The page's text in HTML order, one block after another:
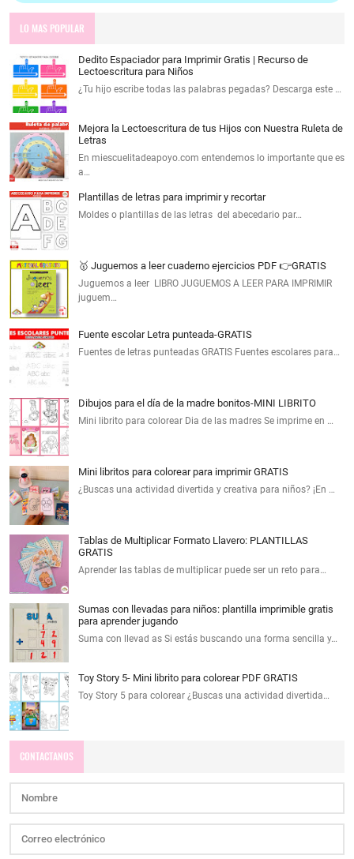
LO MAS POPULAR
Dedito Espaciador para Imprimir Gratis | Recurso de
Lectoescritura para Niños
¿Tu hijo escribe todas las palabras pegadas? Descarga este …
Mejora la Lectoescritura de tus Hijos con Nuestra Ruleta de
Letras
En miescuelitadeapoyo.com entendemos lo importante que es
a…
Plantillas de letras para imprimir y recortar
Moldes o plantillas de las letras del abecedario par…
🥇 Juguemos a leer cuaderno ejercicios PDF 👉GRATIS
Juguemos a leer LIBRO JUGUEMOS A LEER PARA IMPRIMIR
juguem…
Fuente escolar Letra punteada-GRATIS
Fuentes de letras punteadas GRATIS Fuentes escolares para…
Dibujos para el día de la madre bonitos-MINI LIBRITO
Mini librito para colorear Dia de las madres Se imprime en …
Mini libritos para colorear para imprimir GRATIS
¿Buscas una actividad divertida y creativa para niños? ¡En …
Tablas de Multiplicar Formato Llavero: PLANTILLAS
GRATIS
Aprender las tablas de multiplicar puede ser un reto para…
Sumas con llevadas para niños: plantilla imprimible gratis
para aprender jugando
Suma con llevad as Si estás buscando una forma sencilla y…
Toy Story 5- Mini librito para colorear PDF GRATIS
Toy Story 5 para colorear ¿Buscas una actividad divertida…
CONTACTANOS